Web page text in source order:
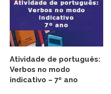
Atividade de português:
Verbos no modo
indicativo – 7º ano